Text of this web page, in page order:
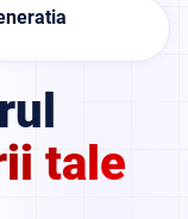
tale